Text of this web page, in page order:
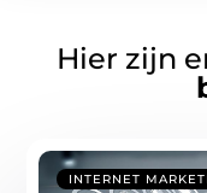
Hier zijn
INTERNET